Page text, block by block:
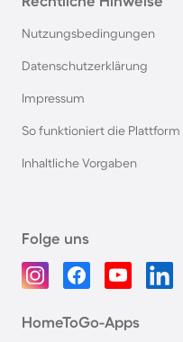
Nutzungsbedingungen
Datenschutzerklärung
Impressum
So funktioniert die Plattform
Inhaltliche Vorgaben
Folge uns
HomeToGo-Apps